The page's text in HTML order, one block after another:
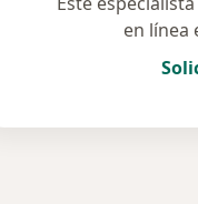
en línea